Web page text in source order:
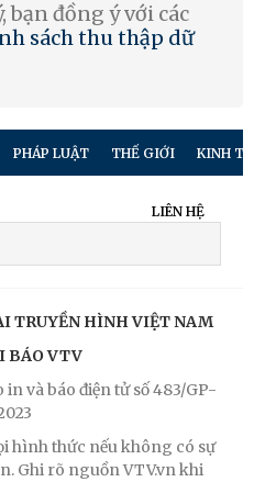
bạn đồng ý với các
sách thu thập dữ
PHÁP LUẬT THẾ GIỚI KINH TẾ
LIÊN HỆ
TRUYỀN HÌNH VIỆT NAM
BÁO VTV
và báo điện tử số 483/GP-
hình thức nếu không có sự
Ghi rõ nguồn VTV.vn khi